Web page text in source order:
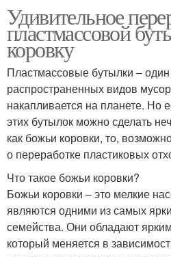
Удивительное
пластмассовой
коровку
Пластмассовые бутылки –
распространенных видов
накапливается на планете. Но
этих бутылок можно сделать
как божьи коровки, то,
о переработке пластиковых
Что такое божьи коровки?
Божьи коровки – это мелкие
являются одними из самых
семейства. Они обладают
который меняется в